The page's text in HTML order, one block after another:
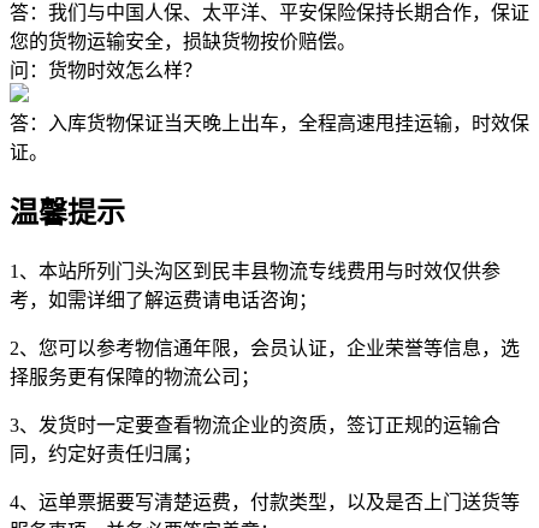
答：我们与中国人保、太平洋、平安保险保持长期合作，保证
您的货物运输安全，损缺货物按价赔偿。
问：货物时效怎么样？
答：入库货物保证当天晚上出车，全程高速甩挂运输，时效保
证。
温馨提示
1、本站所列门头沟区到民丰县物流专线费用与时效仅供参
考，如需详细了解运费请电话咨询；
2、您可以参考物信通年限，会员认证，企业荣誉等信息，选
择服务更有保障的物流公司；
3、发货时一定要查看物流企业的资质，签订正规的运输合
同，约定好责任归属；
4、运单票据要写清楚运费，付款类型，以及是否上门送货等